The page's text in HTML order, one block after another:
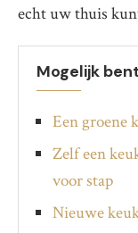
echt uw thuis
Mogelijk
Een groene
Zelf een
voor stap
Nieuwe